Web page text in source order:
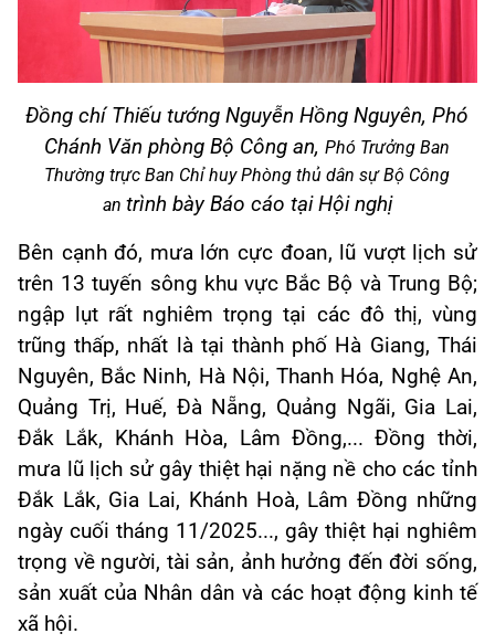
Đồng chí Thiếu tướng Nguyễn Hồng Nguyên, Phó
Chánh Văn phòng Bộ Công an,Phó Trưởng Ban
Thường trực Ban Chỉ huy Phòng thủ dân sự Bộ Công
an trình bày Báo cáo tại Hội nghị
Bên cạnh đó, mưa lớn cực đoan, lũ vượt lịch sử
trên 13 tuyến sông khu vực Bắc Bộ và Trung Bộ;
ngập lụt rất nghiêm trọng tại các đô thị, vùng
trũng thấp, nhất là tại thành phố Hà Giang, Thái
Nguyên, Bắc Ninh, Hà Nội, Thanh Hóa, Nghệ An,
Quảng Trị, Huế, Đà Nẵng, Quảng Ngãi, Gia Lai,
Đắk Lắk, Khánh Hòa, Lâm Đồng,... Đồng thời,
mưa lũ lịch sử gây thiệt hại nặng nề cho các tỉnh
Đắk Lắk, Gia Lai, Khánh Hoà, Lâm Đồng những
ngày cuối tháng 11/2025..., gây thiệt hại nghiêm
trọng về người, tài sản, ảnh hưởng đến đời sống,
sản xuất của Nhân dân và các hoạt động kinh tế
xã hội.